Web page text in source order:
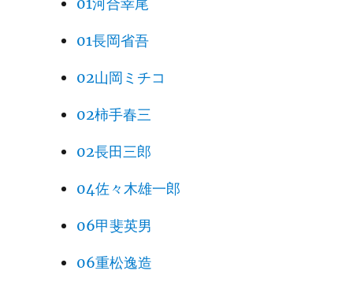
01長岡省吾
02山岡ミチコ
02柿手春三
02長田三郎
04佐々木雄一郎
06甲斐英男
06重松逸造